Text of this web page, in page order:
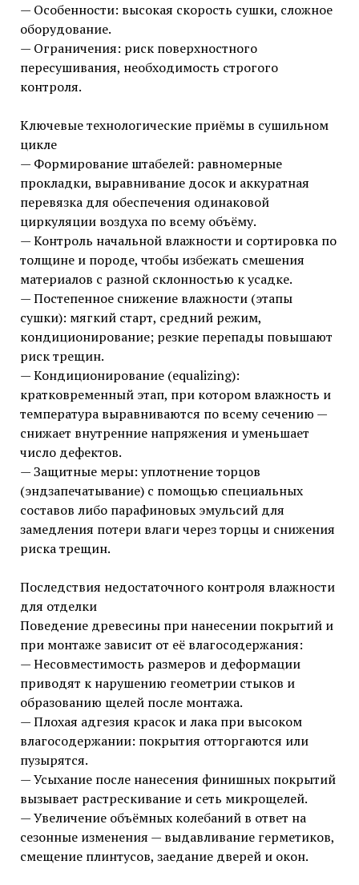
— Особенности: высокая скорость сушки, сложное
оборудование.
— Ограничения: риск поверхностного
пересушивания, необходимость строгого
контроля.
Ключевые технологические приёмы в сушильном
цикле
— Формирование штабелей: равномерные
прокладки, выравнивание досок и аккуратная
перевязка для обеспечения одинаковой
циркуляции воздуха по всему объёму.
— Контроль начальной влажности и сортировка по
толщине и породе, чтобы избежать смешения
материалов с разной склонностью к усадке.
— Постепенное снижение влажности (этапы
сушки): мягкий старт, средний режим,
кондиционирование; резкие перепады повышают
риск трещин.
— Кондиционирование (equalizing):
кратковременный этап, при котором влажность и
температура выравниваются по всему сечению —
снижает внутренние напряжения и уменьшает
число дефектов.
— Защитные меры: уплотнение торцов
(эндзапечатывание) с помощью специальных
составов либо парафиновых эмульсий для
замедления потери влаги через торцы и снижения
риска трещин.
Последствия недостаточного контроля влажности
для отделки
Поведение древесины при нанесении покрытий и
при монтаже зависит от её влагосодержания:
— Несовместимость размеров и деформации
приводят к нарушению геометрии стыков и
образованию щелей после монтажа.
— Плохая адгезия красок и лака при высоком
влагосодержании: покрытия отторгаются или
пузырятся.
— Усыхание после нанесения финишных покрытий
вызывает растрескивание и сеть микрощелей.
— Увеличение объёмных колебаний в ответ на
сезонные изменения — выдавливание герметиков,
смещение плинтусов, заедание дверей и окон.